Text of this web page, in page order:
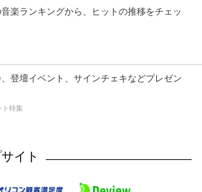
楽ランキングから、ヒットの推移をチェッ
登壇イベント、サインチェキなどプレゼン
ト特集
イト